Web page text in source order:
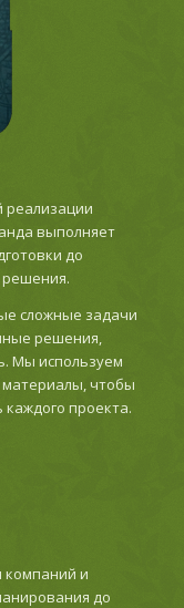
реализации
выполняет
до
решения.
сложные задачи
решения,
Мы используем
чтобы
каждого проекта.
компаний и
до